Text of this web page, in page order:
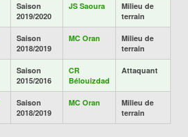
Saison
2019/2020
JS Saoura
Milieu de
terrain
Saison
2018/2019
MC Oran
Milieu de
terrain
Saison
2015/2016
CR
Bélouizdad
Attaquant
Saison
2018/2019
MC Oran
Milieu de
terrain